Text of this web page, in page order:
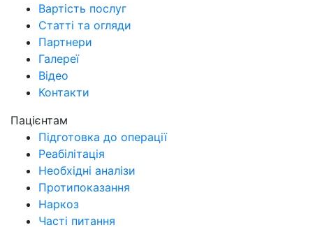
Вартість послуг
Cтатті та огляди
Партнери
Галереї
Відео
Контакти
Пацієнтам
Підготовка до операції
Реабілітація
Необхідні аналізи
Протипоказання
Наркоз
Часті питання